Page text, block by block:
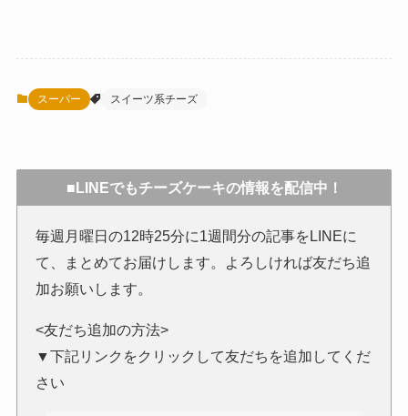
スーパー スイーツ系チーズ
■LINEでもチーズケーキの情報を配信中！
毎週月曜日の12時25分に1週間分の記事をLINEに
て、まとめてお届けします。よろしければ友だち追
加お願いします。
<友だち追加の方法>
▼下記リンクをクリックして友だちを追加してくだ
さい